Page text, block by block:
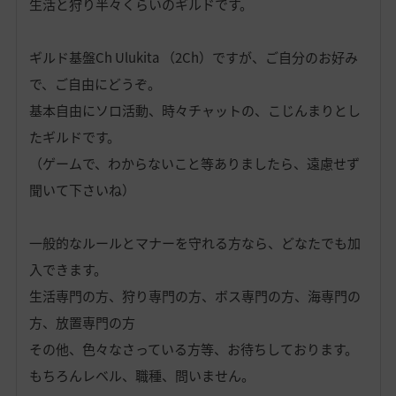
生活と狩り半々くらいのギルドです。
ギルド基盤Ch Ulukita （2Ch）ですが、ご自分のお好み
で、ご自由にどうぞ。
基本自由にソロ活動、時々チャットの、こじんまりとし
たギルドです。
（ゲームで、わからないこと等ありましたら、遠慮せず
聞いて下さいね）
一般的なルールとマナーを守れる方なら、どなたでも加
入できます。
生活専門の方、狩り専門の方、ボス専門の方、海専門の
方、放置専門の方
その他、色々なさっている方等、お待ちしております。
もちろんレベル、職種、問いません。